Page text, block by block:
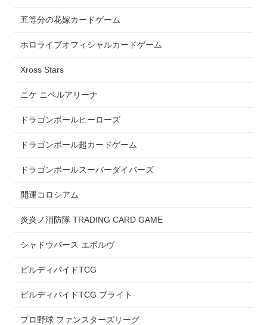
五等分の花嫁カードゲーム
ホロライブオフィシャルカードゲーム
Xross Stars
ニケ ニベルアリーナ
ドラゴンボールヒーローズ
ドラゴンボール超カードゲーム
ドラゴンボールスーパーダイバーズ
開運コロシアム
炎炎ノ消防隊 TRADING CARD GAME
シャドウバース エボルヴ
ビルディバイドTCG
ビルディバイドTCG ブライト
プロ野球 ファンスターズリーグ